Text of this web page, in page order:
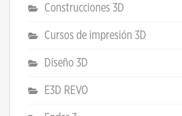
Construcciones 3D
Cursos de impresión 3D
Diseño 3D
E3D REVO